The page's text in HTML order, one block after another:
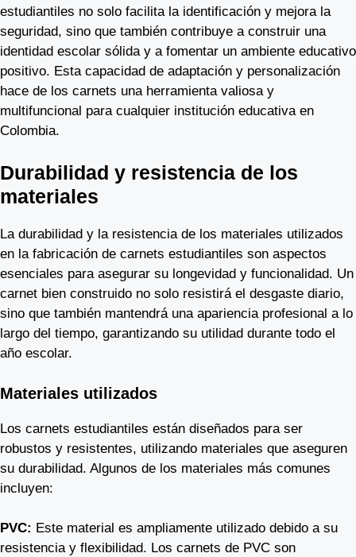
estudiantiles no solo facilita la identificación y mejora la
seguridad, sino que también contribuye a construir una
identidad escolar sólida y a fomentar un ambiente educativo
positivo. Esta capacidad de adaptación y personalización
hace de los carnets una herramienta valiosa y
multifuncional para cualquier institución educativa en
Colombia.
Durabilidad y resistencia de los
materiales
La durabilidad y la resistencia de los materiales utilizados
en la fabricación de carnets estudiantiles son aspectos
esenciales para asegurar su longevidad y funcionalidad. Un
carnet bien construido no solo resistirá el desgaste diario,
sino que también mantendrá una apariencia profesional a lo
largo del tiempo, garantizando su utilidad durante todo el
año escolar.
Materiales utilizados
Los carnets estudiantiles están diseñados para ser
robustos y resistentes, utilizando materiales que aseguren
su durabilidad. Algunos de los materiales más comunes
incluyen:
PVC: Este material es ampliamente utilizado debido a su
resistencia y flexibilidad. Los carnets de PVC son